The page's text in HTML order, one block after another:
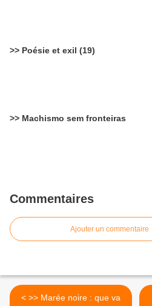
>> Poésie et exil (19)
>> Machismo sem fronteiras
Commentaires
Ajouter un commentaire
< >> Marée noire : que va